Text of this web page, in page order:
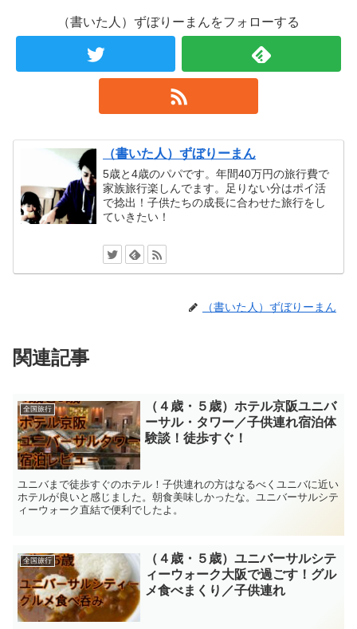
（書いた人）ずぼりーまんをフォローする
（書いた人）ずぼりーまん
5歳と4歳のパパです。年間40万円の旅行費で
家族旅行楽しんでます。足りない分はポイ活
で捻出！子供たちの成長に合わせた旅行をし
ていきたい！
（書いた人）ずぼりーまん
関連記事
全国旅行
（４歳・５歳）ホテル京阪ユニバ
ーサル・タワー／子供連れ宿泊体
験談！徒歩すぐ！
ユニバまで徒歩すぐのホテル！子供連れの方はなるべくユニバに近い
ホテルが良いと感じました。朝食美味しかったな。ユニバーサルシテ
ィーウォーク直結で便利でしたよ。
全国旅行
（４歳・５歳）ユニバーサルシテ
ィーウォーク大阪で過ごす！グル
メ食べまくり／子供連れ